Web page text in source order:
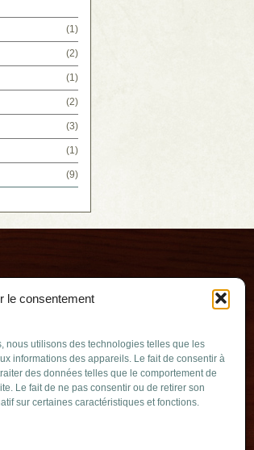
le consentement
nous utilisons des technologies telles que les
informations des appareils. Le fait de consentir à
des données telles que le comportement de
Le fait de ne pas consentir ou de retirer son
sur certaines caractéristiques et fonctions.
(1)
(2)
(1)
(2)
(3)
(1)
(9)